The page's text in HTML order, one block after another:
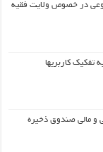
در خصوص ولایت فقیه
و مالی صندوق ذخیره